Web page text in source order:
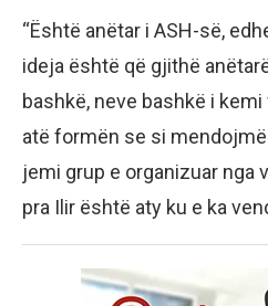
“Është anëtar i ASH-së,
ideja është që gjithë
bashkë, neve bashkë i
atë formën se si
jemi grup e organizuar nga
pra Ilir është aty ku e ka